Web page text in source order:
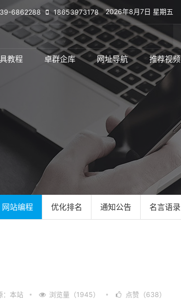
6862288 18653973178 2026年8月7日 星期五
教程 卓群企库 网址导航 推荐视频
网站编程 优化排名 通知公告 名言语录
：本站 浏览量（1945） 点赞（638）